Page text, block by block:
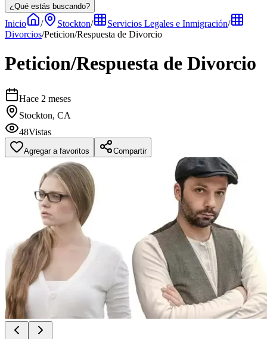
¿Qué estás buscando?
Inicio / Stockton/ Servicios Legales e Inmigración/
Divorcios/Peticion/Respuesta de Divorcio
Peticion/Respuesta de Divorcio
Hace 2 meses
Stockton, CA
48Vistas
Agregar a favoritos Compartir